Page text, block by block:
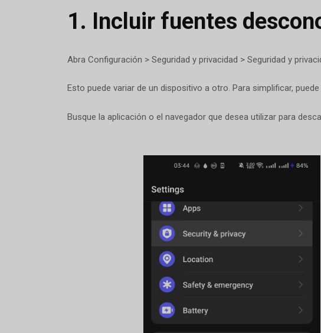
1. Incluir fuentes
Abra Configuración > Seguridad y privacidad > Seguridad y
Esto puede variar de un dispositivo a otro. Para simplificar,
Busque la aplicación o el navegador que desea utilizar para